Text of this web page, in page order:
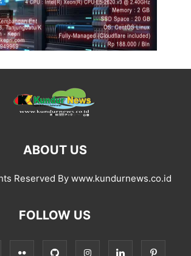
ABOUT US
Reserved By www.kundurnews.co.id
FOLLOW US